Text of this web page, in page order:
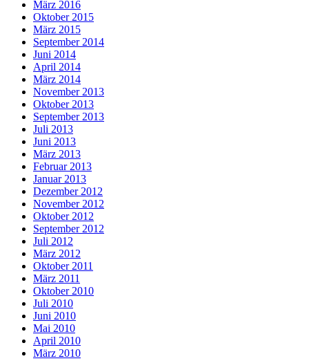
März 2016
Oktober 2015
März 2015
September 2014
Juni 2014
April 2014
März 2014
November 2013
Oktober 2013
September 2013
Juli 2013
Juni 2013
März 2013
Februar 2013
Januar 2013
Dezember 2012
November 2012
Oktober 2012
September 2012
Juli 2012
März 2012
Oktober 2011
März 2011
Oktober 2010
Juli 2010
Juni 2010
Mai 2010
April 2010
März 2010